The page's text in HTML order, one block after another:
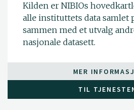
Kilden er NIBIOs
alle instituttets data samlet
sammen med et utvalg
nasjonale datasett.
MER
TIL